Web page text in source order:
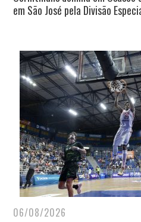
em São José pela Divisão
06/08/2026